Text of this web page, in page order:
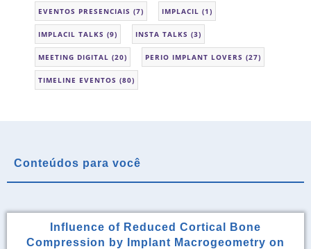
EVENTOS PRESENCIAIS (7) IMPLACIL (1)
IMPLACIL TALKS (9) INSTA TALKS (3)
MEETING DIGITAL (20) PERIO IMPLANT LOVERS (27)
TIMELINE EVENTOS (80)
Conteúdos para você
Influence of Reduced Cortical Bone
Compression by Implant Macrogeometry on